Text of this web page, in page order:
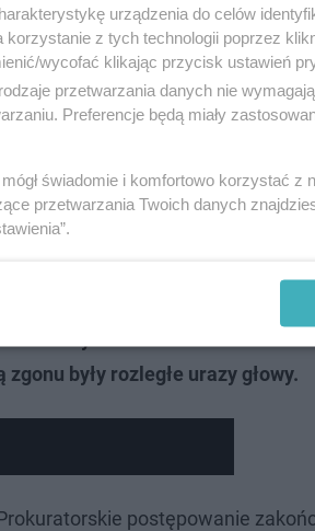
gdy w tym samym
się na dach i uderzyła w
zabrał do szpitala w
były rozległe urazy głowy.
postępowanie
urządzenia do celów
z tych technologii poprzez
wycofać klikając przycisk ustawień
przetwarzania danych nie
Preferencje będą miały
świadomie i komfortowo korzystać z
przetwarzania Twoich danych